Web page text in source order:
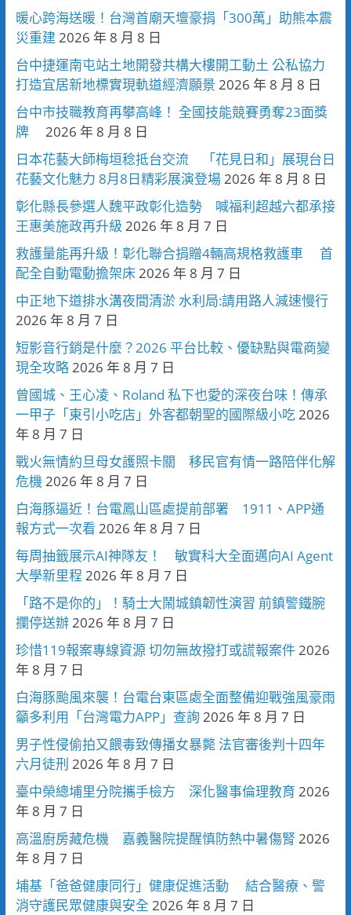
暖心跨海送暖！台灣首廟天壇豪捐「300萬」助熊本震
災重建 2026 年 8 月 8 日
台中捷運南屯站土地開發共構大樓開工動土 公私協力
打造宜居新地標實現軌道經濟願景 2026 年 8 月 8 日
台中市技職教育再攀高峰！ 全國技能競賽勇奪23面獎
牌
2026 年 8 月 8 日
日本花藝大師梅垣稔抵台交流 「花見日和」展現台日
花藝文化魅力 8月8日精彩展演登場2026 年 8 月 8 日
彰化縣長參選人魏平政彰化造勢 喊福利超越六都承接
王惠美施政再升級 2026 年 8 月 7 日
救護量能再升級！彰化聯合捐贈4輛高規格救護車 首
配全自動電動擔架床2026 年 8 月 7 日
中正地下道排水溝夜間清淤 水利局:請用路人減速慢行
2026 年 8 月 7 日
短影音行銷是什麼？2026 平台比較、優缺點與電商變
現全攻略2026 年 8 月 7 日
曾國城、王心凌、Roland 私下也愛的深夜台味！傳承
一甲子「東引小吃店」外客都朝聖的國際級小吃2026
年 8 月 7 日
戰火無情約旦母女護照卡關 移民官有情一路陪伴化解
危機2026 年 8 月 7 日
白海豚逼近！台電鳳山區處提前部署 1911、APP通
報方式一次看 2026 年 8 月 7 日
每周抽籤展示AI神隊友！ 敏實科大全面邁向AI Agent
大學新里程 2026 年 8 月 7 日
「路不是你的」！騎士大鬧城鎮韌性演習 前鎮警鐵腕
攔停送辦2026 年 8 月 7 日
珍惜119報案專線資源 切勿無故撥打或謊報案件2026
年 8 月 7 日
白海豚颱風來襲！台電台東區處全面整備迎戰強風豪雨
籲多利用「台灣電力APP」查詢 2026 年 8 月 7 日
男子性侵偷拍又餵毒致傳播女暴斃 法官審後判十四年
六月徒刑 2026 年 8 月 7 日
臺中榮總埔里分院攜手檢方 深化醫事倫理教育 2026
年 8 月 7 日
高溫廚房藏危機 嘉義醫院提醒慎防熱中暑傷腎 2026
年 8 月 7 日
埔基「爸爸健康同行」健康促進活動 結合醫療、警
消守護民眾健康與安全 2026 年 8 月 7 日